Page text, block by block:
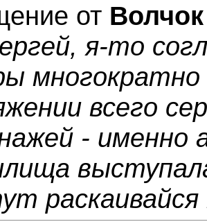
от Волчок
я-то
всего
-
раскаивайся